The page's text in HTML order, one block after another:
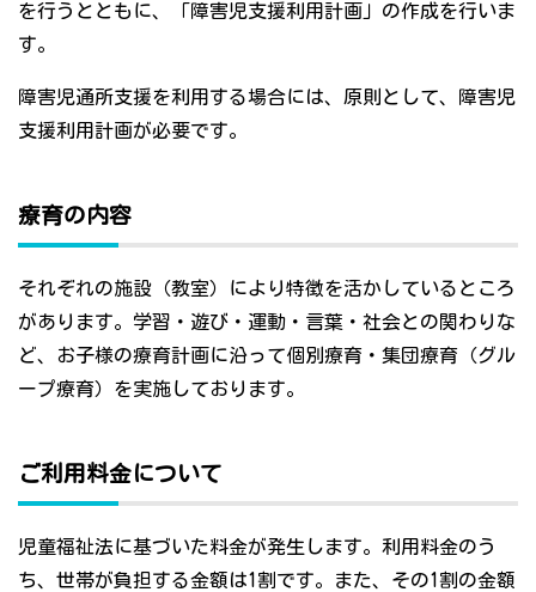
を行うとともに、「障害児支援利用計画」の作成を行いま
す。
障害児通所支援を利用する場合には、原則として、障害児
支援利用計画が必要です。
療育の内容
それぞれの施設（教室）により特徴を活かしているところ
があります。学習・遊び・運動・言葉・社会との関わりな
ど、お子様の療育計画に沿って個別療育・集団療育（グル
ープ療育）を実施しております。
ご利用料金について
児童福祉法に基づいた料金が発生します。利用料金のう
ち、世帯が負担する金額は1割です。また、その1割の金額